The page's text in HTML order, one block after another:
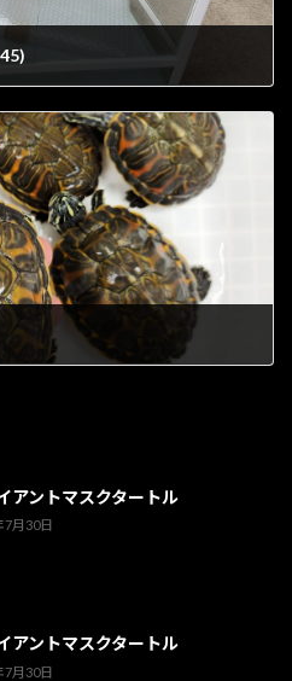
アントマスクタートル
7月30日
アントマスクタートル
7月30日